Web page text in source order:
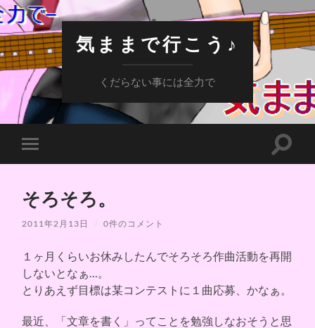
気ままで行こう♪
くだらない事には全力で
モ
バ
ル
メ
ニ
ュ
切
り
替
え
る
検
り
替
そろそろ。
2011年2月13日 / 0件のコメント
１ヶ月くらいお休みしたんでそろそろ作曲活動を再開
しないとなぁ…。
とりあえず目標は某コンテストに１曲応募、かなぁ。
最近、「文章を書く」ってことを勉強しなおそうと思